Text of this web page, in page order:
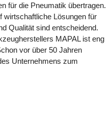
für die Pneumatik übertragen.
wirtschaftliche Lösungen für
Qualität sind entscheidend.
MAPAL ist eng
vor über 50 Jahren
Unternehmens zum